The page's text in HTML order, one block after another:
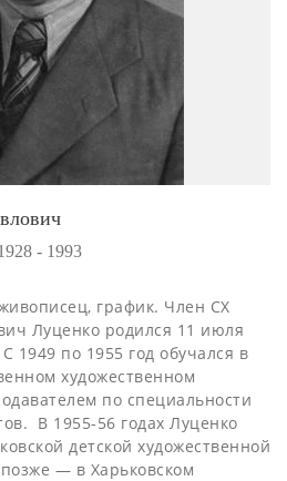
- 1993
график. Член СХ
Луценко родился 11 июля
1949 по 1955 год обучался в
художественном
по специальности
В 1955-56 годах Луценко
детской художественной
— в Харьковском